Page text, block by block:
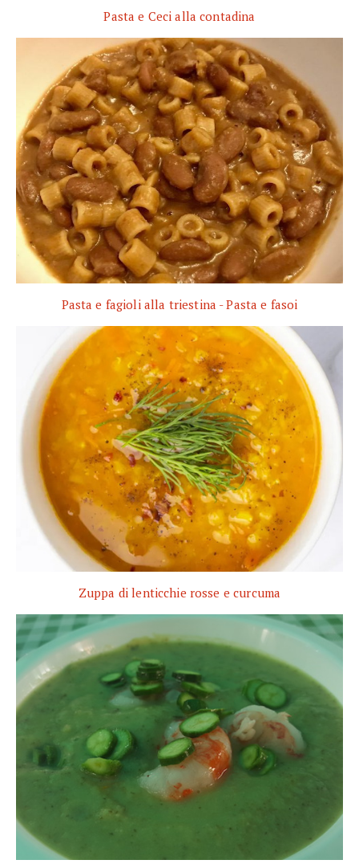
Pasta e Ceci alla contadina
Pasta e fagioli alla triestina - Pasta e fasoi
Zuppa di lenticchie rosse e curcuma